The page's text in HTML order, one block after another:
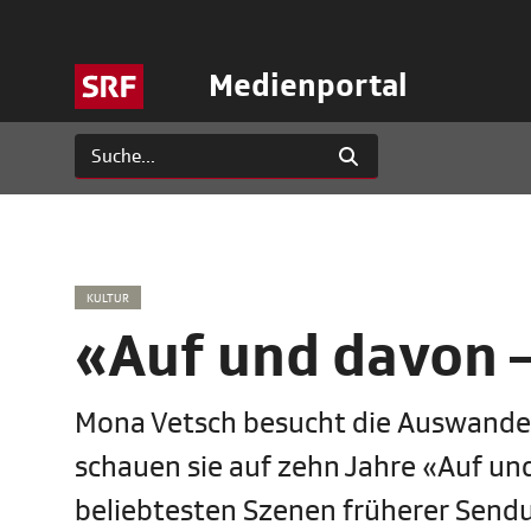
Medienportal
KULTUR
«Auf und davon
Mona Vetsch besucht die
schauen sie auf zehn Jahre «Auf
beliebtesten Szenen früherer